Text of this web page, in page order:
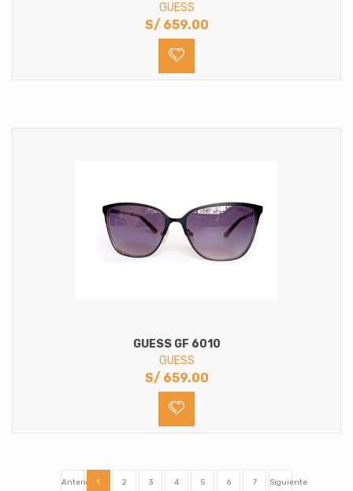
GUESS
S/ 659.00
GUESS GF 6010
GUESS
S/ 659.00
Anterior 1 2 3 4 5 6 7 Siguiente